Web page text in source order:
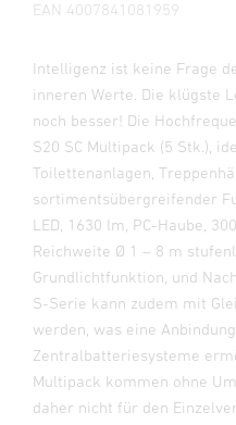
EAN 4007841081959
Intelligenz ist keine Frage
inneren Werte. Die klügste
noch besser! Die
S20 SC Multipack (5 Stk.),
Toilettenanlagen,
sortimentsübergreifender
LED, 1630 lm, PC-Haube,
Reichweite Ø 1 – 8 m
Grundlichtfunktion, und
S-Serie kann zudem mit
werden, was eine
Zentralbatteriesysteme
Multipack kommen ohne
daher nicht für den